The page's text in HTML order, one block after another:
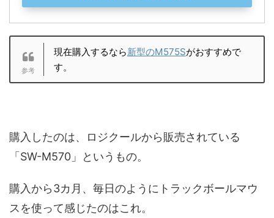
現在購入するなら新型のM575Sがおすすめで
す。
購入したのは、ロジクールから販売されている
「SW-M570」というもの。
購入から3カ月、毎日のようにトラックボールマウ
スを使って感じたのはこれ。